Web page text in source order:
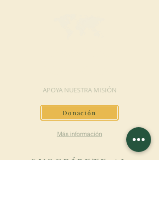
APOYA NUESTRA MISIÓN
Donación
Más información
SUSCRÍBETE AL